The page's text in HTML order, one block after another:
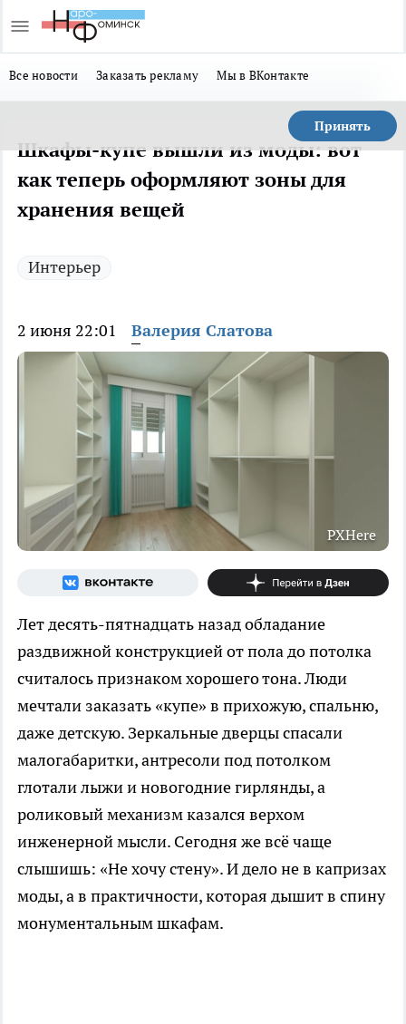
Все новости Заказать рекламу Мы в ВКонтакте
Принять
Шкафы-купе вышли из моды: вот
как теперь оформляют зоны для
хранения вещей
Интерьер
2 июня 22:01 Валерия Слатова
PXHere
Лет десять-пятнадцать назад обладание
раздвижной конструкцией от пола до потолка
считалось признаком хорошего тона. Люди
мечтали заказать «купе» в прихожую, спальню,
даже детскую. Зеркальные дверцы спасали
малогабаритки, антресоли под потолком
глотали лыжи и новогодние гирлянды, а
роликовый механизм казался верхом
инженерной мысли. Сегодня же всё чаще
слышишь: «Не хочу стену». И дело не в капризах
моды, а в практичности, которая дышит в спину
монументальным шкафам.